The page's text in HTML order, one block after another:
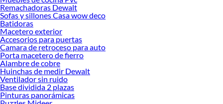
Remachadoras Dewalt
Sofas y sillones Casa wow deco
Batidoras
Macetero exterior
Accesorios para puertas
Camara de retroceso para auto
Porta macetero de fierro
Alambre de cobre
Huinchas de medir Dewalt
Ventilador sin ruido
Base dividida 2 plazas
Pinturas panorámicas